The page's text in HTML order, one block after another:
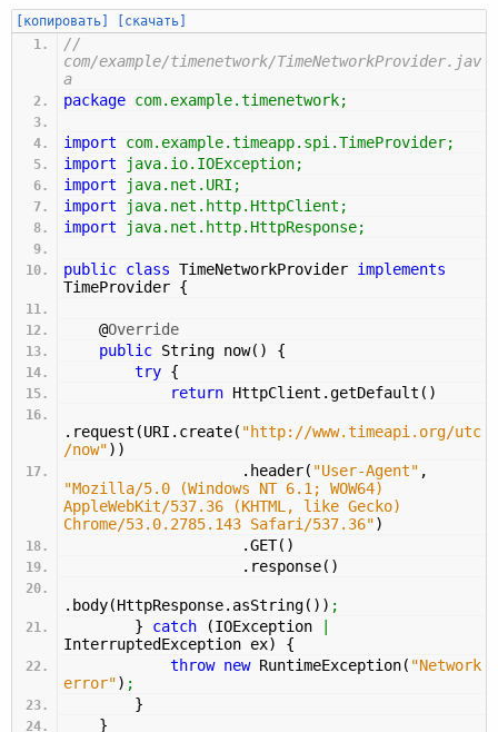
[копировать] [скачать]
//
com/example/timenetwork/TimeNetworkProvider.jav
a
package com.example.timenetwork;
import com.example.timeapp.spi.TimeProvider;
import
java.io.IOException;
import
java.net.URI ;
import
java.net.http.HttpClient ;
import
java.net.http.HttpResponse;
public class TimeNetworkProvider implements
TimeProvider {
@Override
public String now( )
{
try {
return HttpClient.getDefault ( )
. request (URI. create( "http://www.timeapi.org/utc
/now") )
. header( "User-Agent" ,
"Mozilla/5.0 (Windows NT 6.1; WOW64)
AppleWebKit/537.36 (KHTML, like Gecko)
Chrome/53.0.2785.143 Safari/537.36")
.GET( )
. response( )
. body(HttpResponse. asString( ) ) ;
}
catch (IOException
InterruptedException ex)
{
throw newRuntimeException( "Network
error") ;
}
}